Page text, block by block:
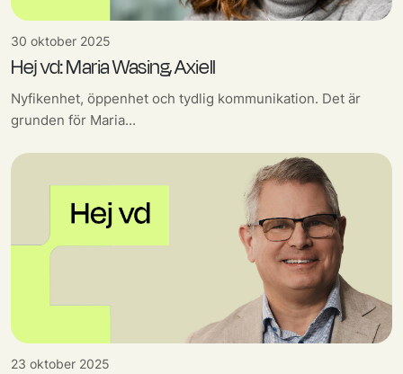
30 oktober 2025
Hej vd: Maria Wasing, Axiell
Nyfikenhet, öppenhet och tydlig kommunikation. Det är
grunden för Maria...
23 oktober 2025